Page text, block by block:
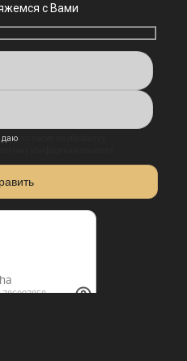
с Вами
даю